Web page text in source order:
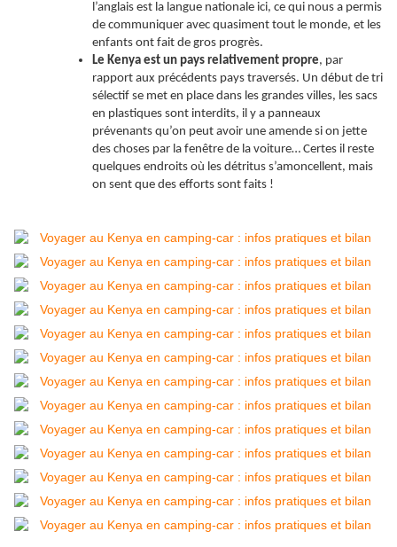
l’anglais est la langue nationale ici, ce qui nous a permis
de communiquer avec quasiment tout le monde, et les
enfants ont fait de gros progrès.
Le Kenya est un pays relativement propre, par
rapport aux précédents pays traversés. Un début de tri
sélectif se met en place dans les grandes villes, les sacs
en plastiques sont interdits, il y a panneaux
prévenants qu’on peut avoir une amende si on jette
des choses par la fenêtre de la voiture… Certes il reste
quelques endroits où les détritus s’amoncellent, mais
on sent que des efforts sont faits !